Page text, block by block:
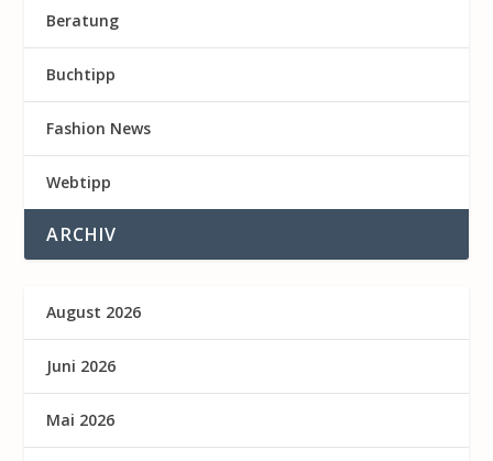
Beratung
Buchtipp
Fashion News
Webtipp
ARCHIV
August 2026
Juni 2026
Mai 2026